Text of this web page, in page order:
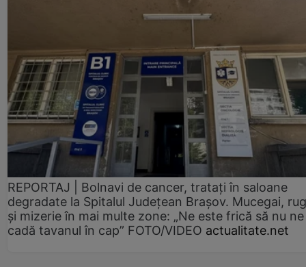
REPORTAJ | Bolnavi de cancer, tratați în saloane
degradate la Spitalul Județean Brașov. Mucegai,
și mizerie în mai multe zone: „Ne este frică să nu ne
cadă tavanul în cap” FOTO/VIDEO actualitate.net